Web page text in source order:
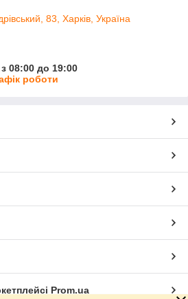
83, Харків, Україна
08:00 до 19:00
роботи
Prom.ua